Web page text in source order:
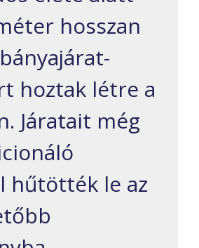
hosszan
hoztak létre a
Járatait még
hűtötték le az